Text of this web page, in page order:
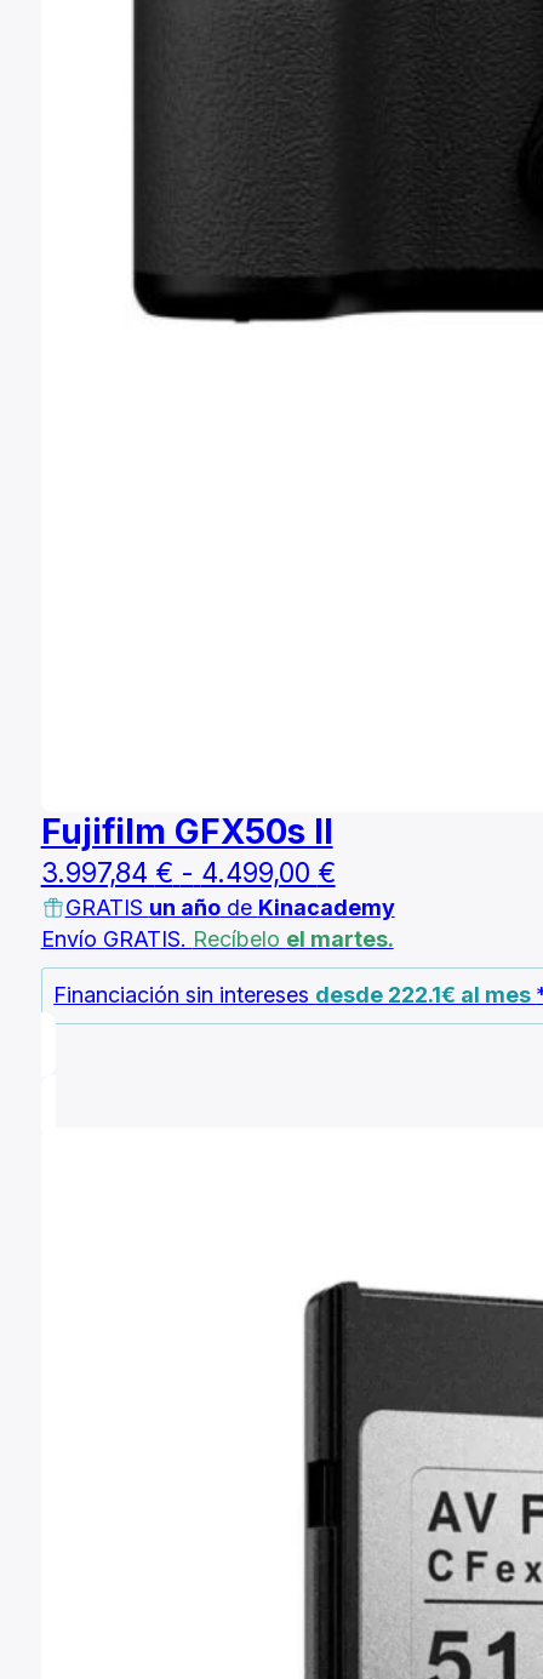
Fujifilm GFX50s II
3.997,84 € - 4.499,00 €Rango
de
precios:
desde
3.997,84 €
GRATIS un añode Kinacademy
Envío GRATIS. Recíbelo el martes.
Financiación sin intereses desde 222.1€ al mes